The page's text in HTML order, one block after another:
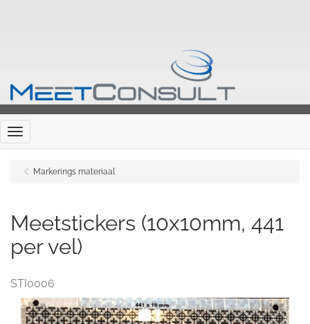
Menu
Markerings materiaal
Meetstickers (10x10mm, 441
per vel)
STI0006